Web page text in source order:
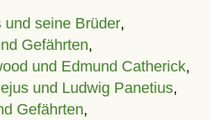
und seine Brüder,
Gefährten,
und Edmund Catherick,
und Ludwig Panetius,
Gefährten,